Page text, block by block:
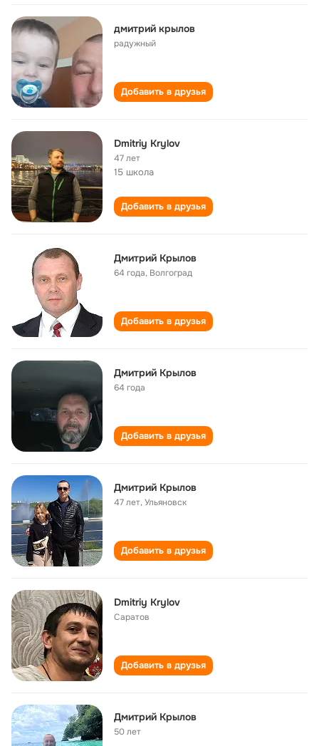
дмитрий крылов
радужный
Добавить в друзья
Dmitriy Krylov
47 лет
15 школа
Добавить в друзья
Дмитрий Крылов
64 года, Волгоград
Добавить в друзья
Дмитрий Крылов
64 года
Добавить в друзья
Дмитрий Крылов
47 лет,Ульяновск
Добавить в друзья
Dmitriy Krylov
Саратов
Добавить в друзья
Дмитрий Крылов
50 лет